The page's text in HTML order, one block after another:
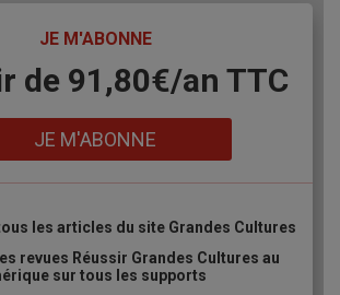
JE M'ABONNE
de 91,80€/an​ TTC
JE M'ABONNE
les articles du site Grandes Cultures
revues Réussir Grandes Cultures au
sur tous les supports